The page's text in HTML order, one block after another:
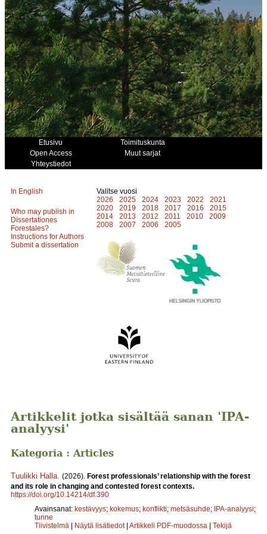
Etusivu
Toimituskunta
Open Access
Muut sarjat
Yhteystiedot
In English
Who may publish in
Dissertationes
Forestales?
Instructions for Authors
Submit a dissertation
Valitse vuosi
2026
2025 2024 2023 2022
2021
2020
2019 2018 2017 2016
2015
2014
2013 2012 2011 2010
2009
2008
2007 2006 2005
Artikkelit jotka sisältää sanan 'IPA-
analyysi'
Kategoria : Articles
Tuulikki Halla (2026). Forest professionals’ relationship with the forest
and its role in changing and contested forest contexts.
https://doi.org/10.14214/df.390
Avainsanat: kestävyys; kokemus; konflikti; metsäsuhde; IPA-analyysi;
tunne
Tiivistelmä | Näytä lisätiedot | Artikkeli PDF-muodossa | Tekijä